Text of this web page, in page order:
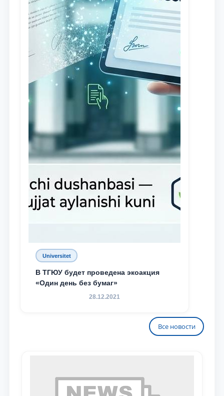
Universitet
В ТГЮУ будет проведена экоакция
«Один день без бумаг»
28.12.2021
Все новости